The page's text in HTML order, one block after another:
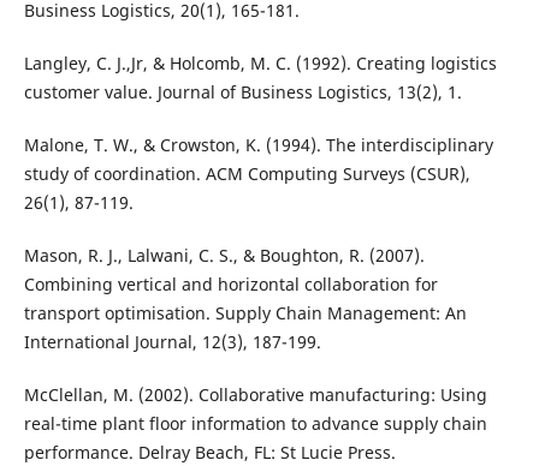
Business Logistics, 20(1), 165-181.
Langley, C. J.,Jr, & Holcomb, M. C. (1992). Creating logistics
customer value. Journal of Business Logistics, 13(2), 1.
Malone, T. W., & Crowston, K. (1994). The interdisciplinary
study of coordination. ACM Computing Surveys (CSUR),
26(1), 87-119.
Mason, R. J., Lalwani, C. S., & Boughton, R. (2007).
Combining vertical and horizontal collaboration for
transport optimisation. Supply Chain Management: An
International Journal, 12(3), 187-199.
McClellan, M. (2002). Collaborative manufacturing: Using
real-time plant floor information to advance supply chain
performance. Delray Beach, FL: St Lucie Press.